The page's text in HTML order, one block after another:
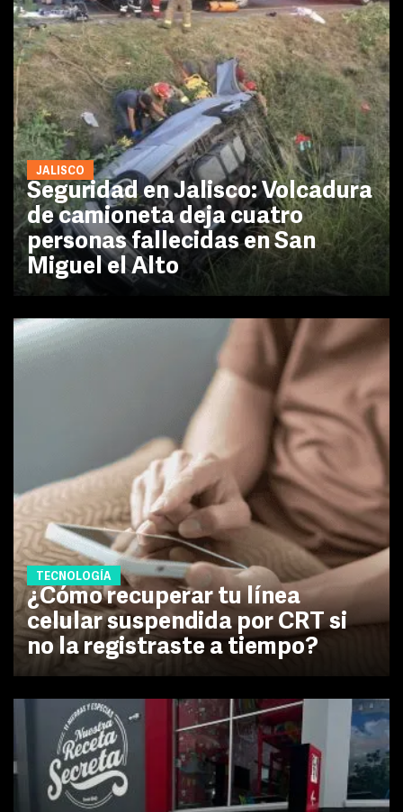
JALISCO
Seguridad en Jalisco: Volcadura
de camioneta deja cuatro
personas fallecidas en San
Miguel el Alto
TECNOLOGÍA
¿Cómo recuperar tu línea
celular suspendida por CRT si
no la registraste a tiempo?